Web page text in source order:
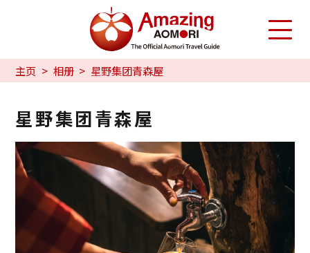
主页 相册 星野集团青森屋
星野集团青森屋